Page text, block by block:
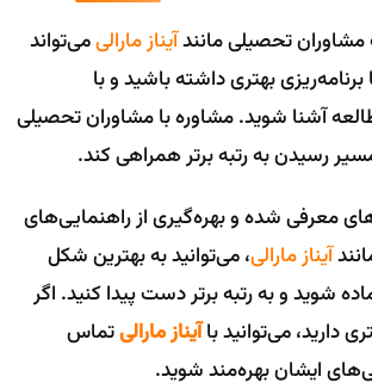
مشاوران تحصیلی مانندآیناز مارالیمی‌تواند
بهتری داشته باشید و با
آشنا شوید. مشاوره با مشاوران تحصیلی
رسیدن به رتبه برتر همراهی کند.
معرفی شده و بهره‌گیری از راهنمایی‌های
آیناز مارالی، می‌توانید به بهترین شکل
شوید و به رتبه برتر دست پیدا کنید. اگر
دارید، می‌توانید باآیناز مارالیتماس
ایشان بهره‌مند شوید.